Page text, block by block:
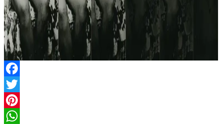
Facebook
Twitter
Pinterest